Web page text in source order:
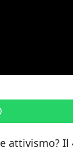
attivismo?